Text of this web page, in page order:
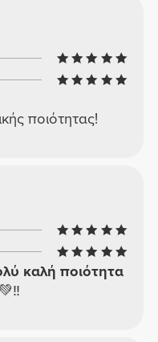
ποιότητας!
καλή ποιότητα